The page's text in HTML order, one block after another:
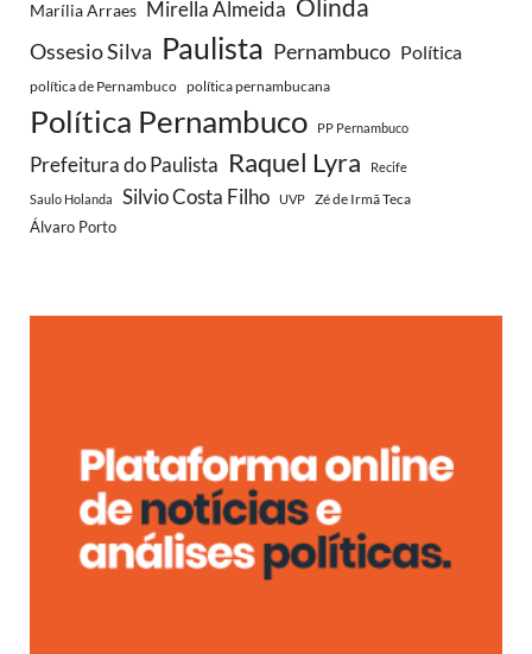
Marília Arraes Mirella Almeida Olinda
Ossesio Silva Paulista Pernambuco Política
política de Pernambuco política pernambucana
Política Pernambuco PP Pernambuco
Prefeitura do Paulista Raquel Lyra Recife
Saulo Holanda Silvio Costa Filho UVP Zé de Irmã Teca
Álvaro Porto